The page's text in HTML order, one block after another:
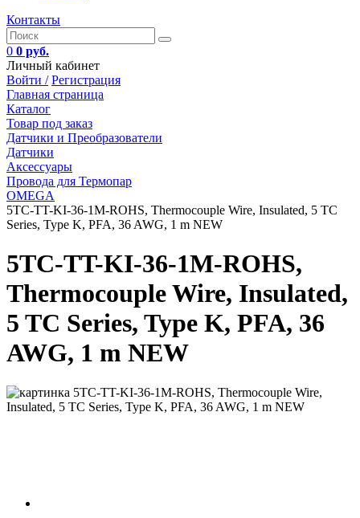
Контакты
0 0 руб.
Личный кабинет
Войти / Регистрация
Главная страница
Каталог
Товар под заказ
Датчики и Преобразователи
Датчики
Аксессуары
Провода для Термопар
OMEGA
5TC-TT-KI-36-1M-ROHS, Thermocouple Wire, Insulated, 5 TC
Series, Type K, PFA, 36 AWG, 1 m NEW
5TC-TT-KI-36-1M-ROHS,
Thermocouple Wire, Insulated,
5 TC Series, Type K, PFA, 36
AWG, 1 m NEW